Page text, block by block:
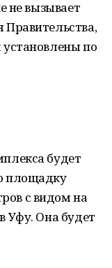
не вызывает
Правительства,
по
будет
площадку
с видом на
Уфу. Она будет